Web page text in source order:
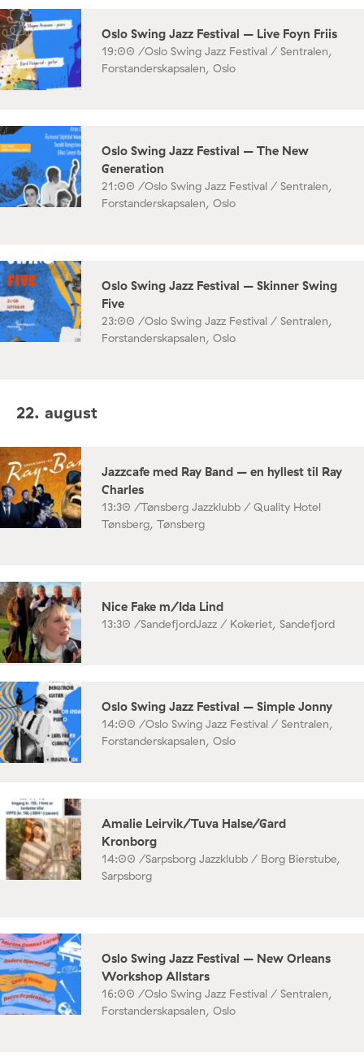
Oslo Swing Jazz Festival – Live Foyn Friis
19:00 /Oslo Swing Jazz Festival / Sentralen,
Forstanderskapsalen, Oslo
Oslo Swing Jazz Festival – The New
Generation
21:00 /Oslo Swing Jazz Festival / Sentralen,
Forstanderskapsalen, Oslo
Oslo Swing Jazz Festival – Skinner Swing
Five
23:00 /Oslo Swing Jazz Festival / Sentralen,
Forstanderskapsalen, Oslo
22. august
Jazzcafe med Ray Band – en hyllest til Ray
Charles
13:30 /Tønsberg Jazzklubb / Quality Hotel
Tønsberg, Tønsberg
Nice Fake m/Ida Lind
13:30 /SandefjordJazz / Kokeriet, Sandefjord
Oslo Swing Jazz Festival – Simple Jonny
14:00 /Oslo Swing Jazz Festival / Sentralen,
Forstanderskapsalen, Oslo
Amalie Leirvik/Tuva Halse/Gard
Kronborg
14:00 /Sarpsborg Jazzklubb / Borg Bierstube,
Sarpsborg
Oslo Swing Jazz Festival – New Orleans
Workshop Allstars
16:00 /Oslo Swing Jazz Festival / Sentralen,
Forstanderskapsalen, Oslo